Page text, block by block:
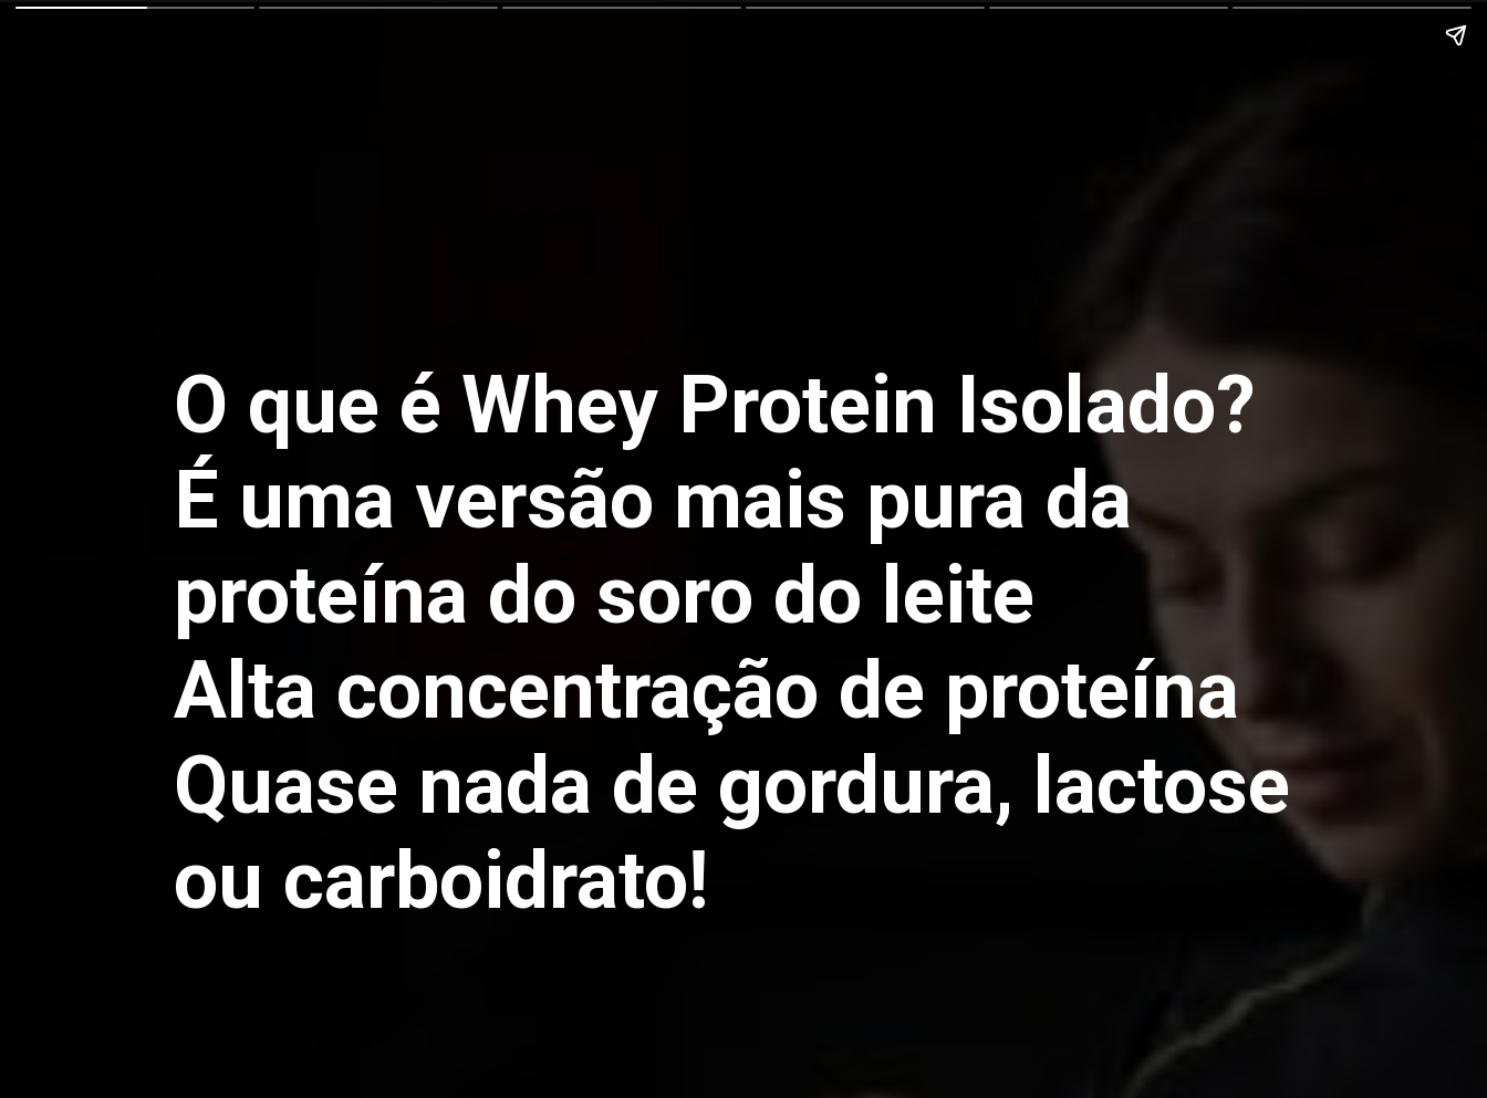
O que é Whey Protein Isolado?
É uma versão mais pura da
proteína do soro do leite
Alta concentração de proteína
Quase nada de gordura, lactose
ou carboidrato!